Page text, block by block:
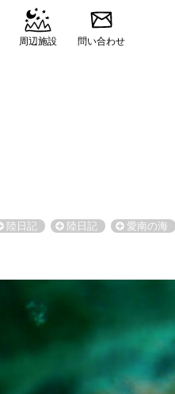
周辺施設 問い合わせ
陸日記 陸日記 愛南の海